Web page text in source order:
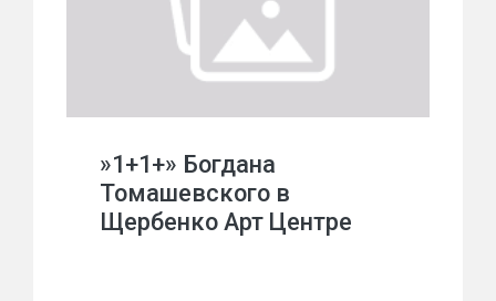
»1+1+» Богдана
Томашевского в
Щербенко Арт Центре